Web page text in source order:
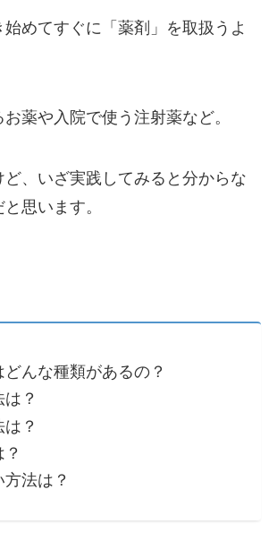
めてすぐに「薬剤」を取扱うよ
薬や入院で使う注射薬など。
、いざ実践してみると分からな
思います。
んな種類があるの？
？
？
法は？